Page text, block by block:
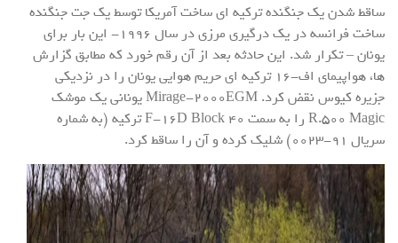
ساقط شدن یک جنگنده ترکیه ای ساخت آمریکا توسط یک جت جنگنده
ساخت فرانسه در یک درگیری مرزی در سال ۱۹۹۶- این بار برای
یونان – تکرار شد. این حادثه بعد از آن رقم خورد که مطابق گزارش
ها، هواپیمای اف-۱۶ ترکیه ای حریم هوایی یونان را در نزدیکی
جزیره کیوس نقض کرد. Mirage-۲۰۰۰EGM یونانی یک موشک
R.۵۰۰ Magic را به سمت F-۱۶D Block ۴۰ ترکیه (به شماره
سریال ۹۱-۰۰۲۳) شلیک کرده و آن را ساقط کرد.